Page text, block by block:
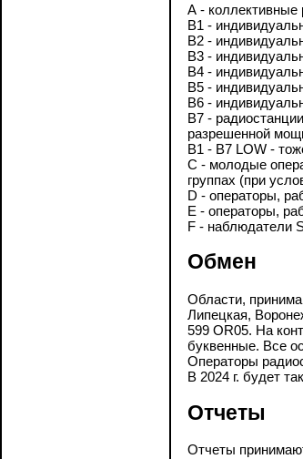
А - коллективные
В1 -
B2 -
B3 -
B4 -
B5 -
B6 -
B7 -
разрешенной
B1 - B7 LOW -
С - молодые
группах (при
D - операторы,
E - операторы,
F - наблюдатели
Обмен
Области,
Липецкая,
599 OR05. На
буквенные. Все
Операторы
В 2024 г. будет
Отчеты
Отчеты